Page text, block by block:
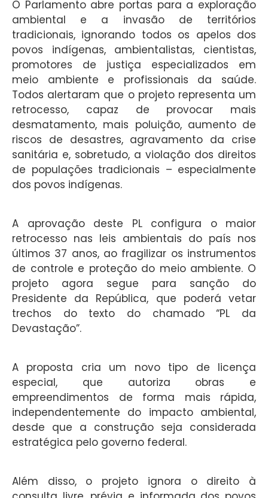
O Parlamento abre portas para a exploração
ambiental e a invasão de territórios
tradicionais, ignorando todos os apelos dos
povos indígenas, ambientalistas, cientistas,
promotores de justiça especializados em
meio ambiente e profissionais da saúde.
Todos alertaram que o projeto representa um
retrocesso, capaz de provocar mais
desmatamento, mais poluição, aumento de
riscos de desastres, agravamento da crise
sanitária e, sobretudo, a violação dos direitos
de populações tradicionais – especialmente
dos povos indígenas.
A aprovação deste PL configura o maior
retrocesso nas leis ambientais do país nos
últimos 37 anos, ao fragilizar os instrumentos
de controle e proteção do meio ambiente. O
projeto agora segue para sanção do
Presidente da República, que poderá vetar
trechos do texto do chamado “PL da
Devastação”.
A proposta cria um novo tipo de licença
especial, que autoriza obras e
empreendimentos de forma mais rápida,
independentemente do impacto ambiental,
desde que a construção seja considerada
estratégica pelo governo federal.
Além disso, o projeto ignora o direito à